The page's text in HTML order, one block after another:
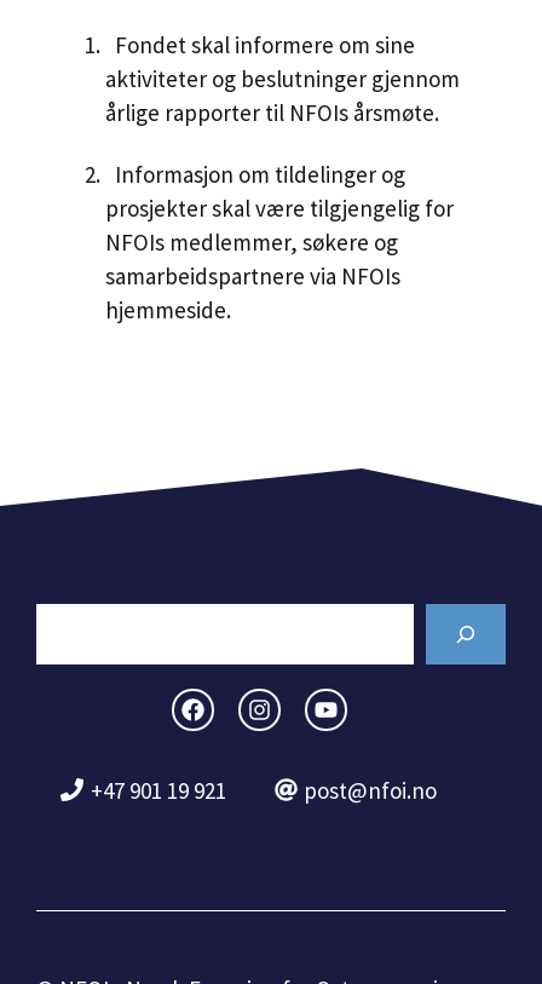
Fondet skal informere om sine
aktiviteter og beslutninger gjennom
årlige rapporter til NFOIs årsmøte.
Informasjon om tildelinger og
prosjekter skal være tilgjengelig for
NFOIs medlemmer, søkere og
samarbeidspartnere via NFOIs
hjemmeside.
+47 901 19 921 post@nfoi.no